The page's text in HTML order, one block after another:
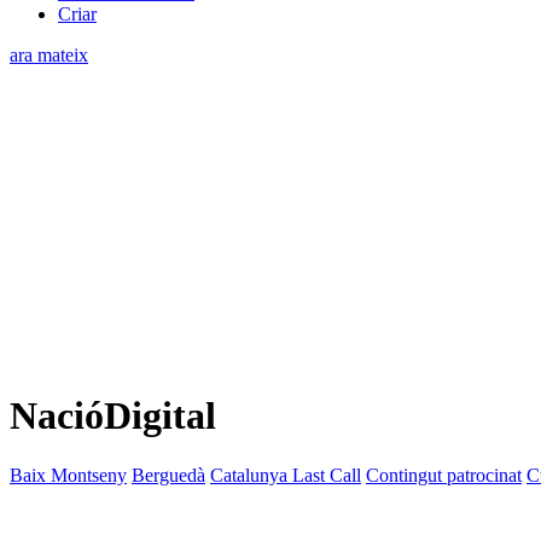
Criar
ara mateix
NacióDigital
Baix Montseny Berguedà Catalunya Last Call Contingut patrocinat